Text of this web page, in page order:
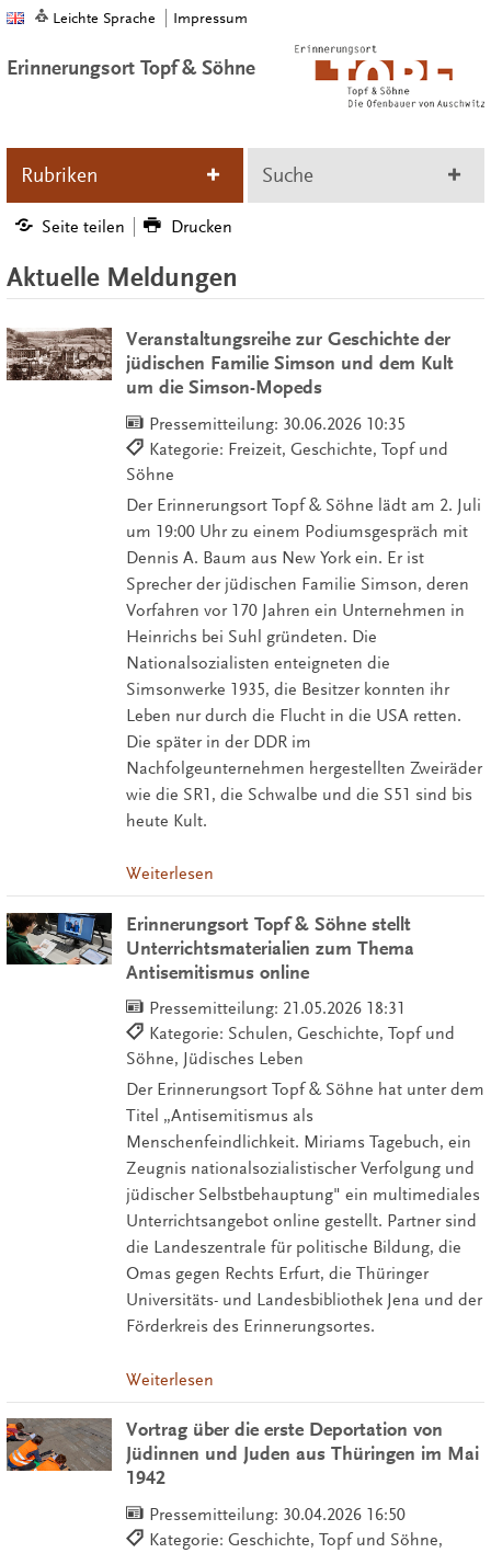
Leichte Sprache Impressum
Erinnerungsort Topf & Söhne
Rubriken Suche
Seite teilen Drucken
Aktuelle Meldungen
Veranstaltungsreihe zur Geschichte der
jüdischen Familie Simson und dem Kult
um die Simson-Mopeds
Pressemitteilung: 30.06.2026 10:35
Kategorie: Freizeit, Geschichte, Topf und
Söhne
Der Erinnerungsort Topf & Söhne lädt am 2. Juli
um 19:00 Uhr zu einem Podiumsgespräch mit
Dennis A. Baum aus New York ein. Er ist
Sprecher der jüdischen Familie Simson, deren
Vorfahren vor 170 Jahren ein Unternehmen in
Heinrichs bei Suhl gründeten. Die
Nationalsozialisten enteigneten die
Simsonwerke 1935, die Besitzer konnten ihr
Leben nur durch die Flucht in die USA retten.
Die später in der DDR im
Nachfolgeunternehmen hergestellten Zweiräder
wie die SR1, die Schwalbe und die S51 sind bis
heute Kult.
Weiterlesen
Erinnerungsort Topf & Söhne stellt
Unterrichtsmaterialien zum Thema
Antisemitismus online
Pressemitteilung: 21.05.2026 18:31
Kategorie: Schulen, Geschichte, Topf und
Söhne, Jüdisches Leben
Der Erinnerungsort Topf & Söhne hat unter dem
Titel „Antisemitismus als
Menschenfeindlichkeit. Miriams Tagebuch, ein
Zeugnis nationalsozialistischer Verfolgung und
jüdischer Selbstbehauptung" ein multimediales
Unterrichtsangebot online gestellt. Partner sind
die Landeszentrale für politische Bildung, die
Omas gegen Rechts Erfurt, die Thüringer
Universitäts- und Landesbibliothek Jena und der
Förderkreis des Erinnerungsortes.
Weiterlesen
Vortrag über die erste Deportation von
Jüdinnen und Juden aus Thüringen im Mai
1942
Pressemitteilung: 30.04.2026 16:50
Kategorie: Geschichte, Topf und Söhne,